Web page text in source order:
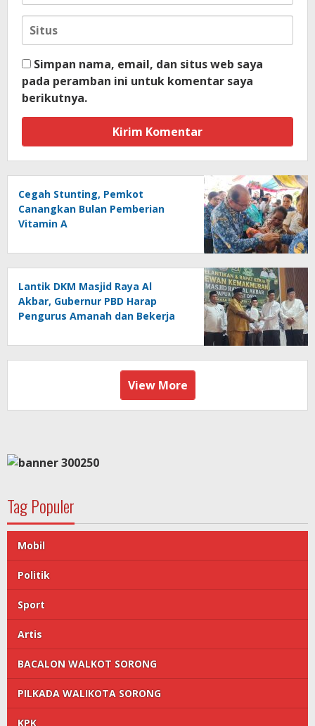
Simpan nama, email, dan situs web saya
pada peramban ini untuk komentar saya
berikutnya.
Cegah Stunting, Pemkot
Canangkan Bulan Pemberian
Vitamin A
Lantik DKM Masjid Raya Al
Akbar, Gubernur PBD Harap
Pengurus Amanah dan Bekerja
View More
Tag Populer
Mobil
Politik
Sport
Artis
BACALON WALKOT SORONG
PILKADA WALIKOTA SORONG
KPK